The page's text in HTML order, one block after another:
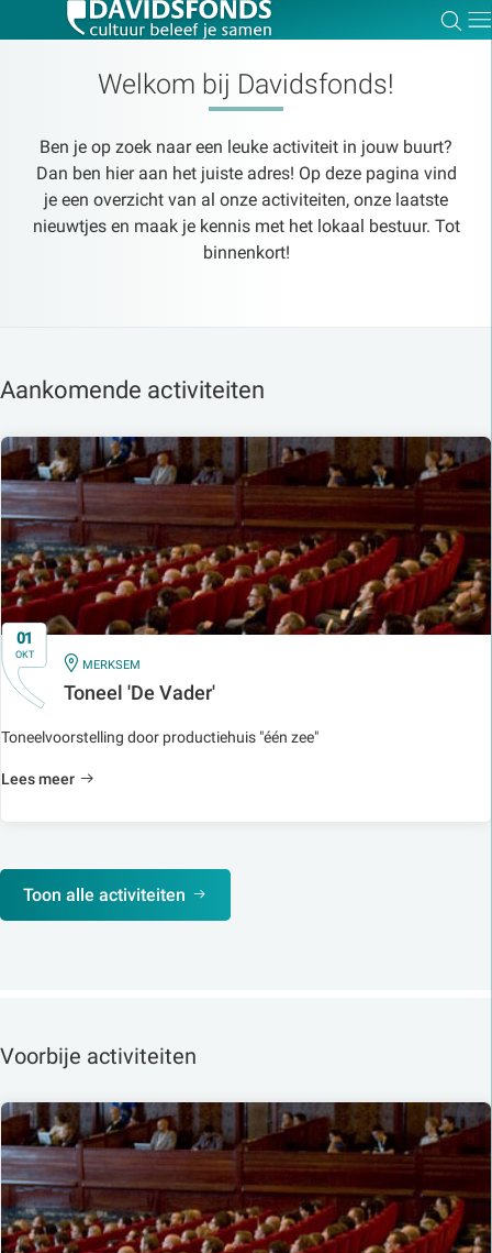
Welkom bij Davidsfonds!
Ben je op zoek naar een leuke activiteit in jouw buurt?
Dan ben hier aan het juiste adres! Op deze pagina vind
je een overzicht van al onze activiteiten, onze laatste
nieuwtjes en maak je kennis met het lokaal bestuur. Tot
binnenkort!
Aankomende activiteiten
01
OKT
IN
MERKSEM
Toneel 'De Vader'
Toneelvoorstelling door productiehuis "één zee"
Lees meer
Toon alle activiteiten
Voorbije activiteiten
Zoeken